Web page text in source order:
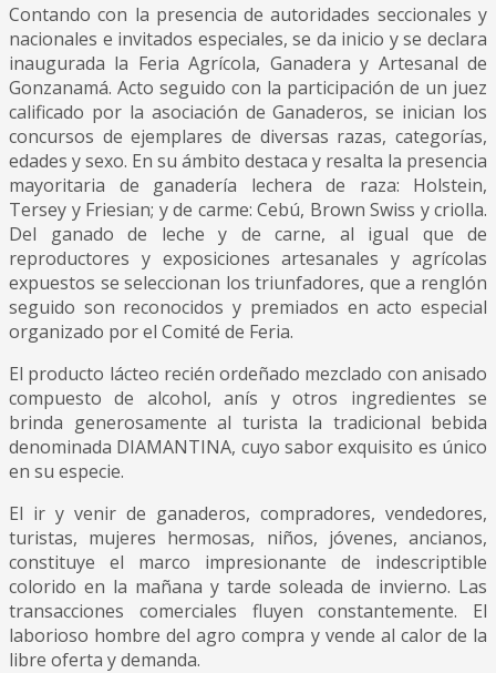
Contando con la presencia de autoridades seccionales y
nacionales e invitados especiales, se da inicio y se declara
inaugurada la Feria Agrícola, Ganadera y Artesanal de
Gonzanamá. Acto seguido con la participación de un juez
calificado por la asociación de Ganaderos, se inician los
concursos de ejemplares de diversas razas, categorías,
edades y sexo. En su ámbito destaca y resalta la presencia
mayoritaria de ganadería lechera de raza: Holstein,
Tersey y Friesian; y de carme: Cebú, Brown Swiss y criolla.
Del ganado de leche y de carne, al igual que de
reproductores y exposiciones artesanales y agrícolas
expuestos se seleccionan los triunfadores, que a renglón
seguido son reconocidos y premiados en acto especial
organizado por el Comité de Feria.
El producto lácteo recién ordeñado mezclado con anisado
compuesto de alcohol, anís y otros ingredientes se
brinda generosamente al turista la tradicional bebida
denominada DIAMANTINA, cuyo sabor exquisito es único
en su especie.
El ir y venir de ganaderos, compradores, vendedores,
turistas, mujeres hermosas, niños, jóvenes, ancianos,
constituye el marco impresionante de indescriptible
colorido en la mañana y tarde soleada de invierno. Las
transacciones comerciales fluyen constantemente. El
laborioso hombre del agro compra y vende al calor de la
libre oferta y demanda.